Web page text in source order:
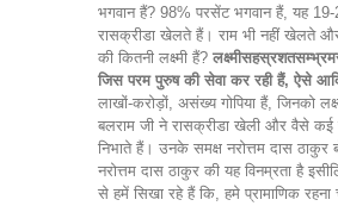
भगवान हैं? 98% परसेंट भगवान हैं, यह
रासक्रीडा खेलते हैं। राम भी नहीं खेलते
की कितनी लक्ष्मी हैं?
जिस परम पुरुष की सेवा कर रही हैं, ऐसे
लाखों-करोड़ों, असंख्य गोपिया हैं, जिनको
बलराम जी ने रासक्रीडा खेली और वैसे कई
निभाते हैं। उनके समक्ष नरोत्तम दास ठाकुर
नरोत्तम दास ठाकुर की यह विनम्रता है
से हमें सिखा रहे हैं कि, हमे प्रामाणिक